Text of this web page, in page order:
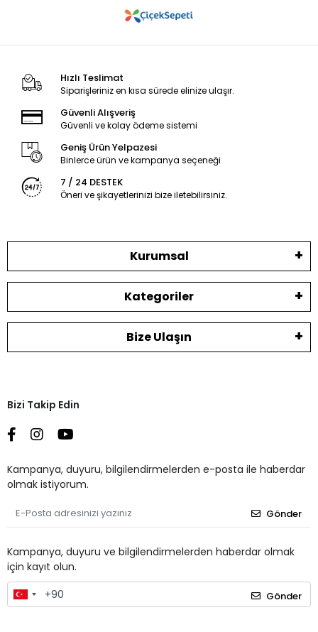
Hızlı Teslimat
Siparişleriniz en kısa sürede elinize ulaşır.
Güvenli Alışveriş
Güvenli ve kolay ödeme sistemi
Geniş Ürün Yelpazesi
Binlerce ürün ve kampanya seçeneği
7 / 24 DESTEK
Öneri ve şikayetlerinizi bize iletebilirsiniz.
Kurumsal
Kategoriler
Bize Ulaşın
Bizi Takip Edin
Kampanya, duyuru, bilgilendirmelerden e-posta ile haberdar
olmak istiyorum.
Gönder
Kampanya, duyuru ve bilgilendirmelerden haberdar olmak
için kayıt olun.
Gönder